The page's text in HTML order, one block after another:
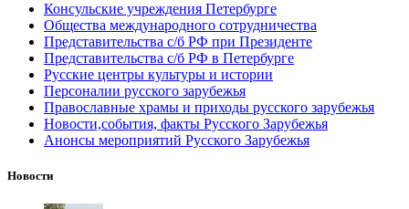
Консульские учреждения Петербурге
Общества международного сотрудничества
Представительства с/б РФ при Президенте
Представительства с/б РФ в Петербурге
Русские центры культуры и истории
Персоналии русского зарубежья
Православные храмы и приходы русского зарубежья
Новости,события, факты Русского Зарубежья
Анонсы мероприятий Русского Зарубежья
Новости